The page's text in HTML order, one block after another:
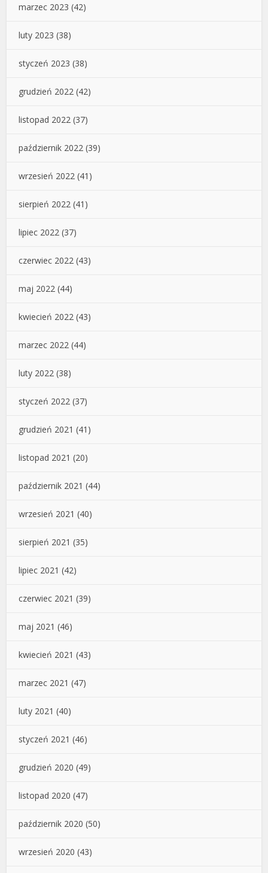
marzec 2023 (42)
luty 2023 (38)
styczeń 2023 (38)
grudzień 2022 (42)
listopad 2022 (37)
październik 2022 (39)
wrzesień 2022 (41)
sierpień 2022 (41)
lipiec 2022 (37)
czerwiec 2022 (43)
maj 2022 (44)
kwiecień 2022 (43)
marzec 2022 (44)
luty 2022 (38)
styczeń 2022 (37)
grudzień 2021 (41)
listopad 2021 (20)
październik 2021 (44)
wrzesień 2021 (40)
sierpień 2021 (35)
lipiec 2021 (42)
czerwiec 2021 (39)
maj 2021 (46)
kwiecień 2021 (43)
marzec 2021 (47)
luty 2021 (40)
styczeń 2021 (46)
grudzień 2020 (49)
listopad 2020 (47)
październik 2020 (50)
wrzesień 2020 (43)